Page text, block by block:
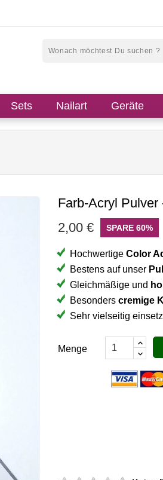
Sets Nailart Geräte
Farb-Acryl Pulver
2,00 €
SPARE 60%
Hochwertige Color
Bestens auf unser
Gleichmäßige und
Besonders cremige
Sehr vielseitig
Menge